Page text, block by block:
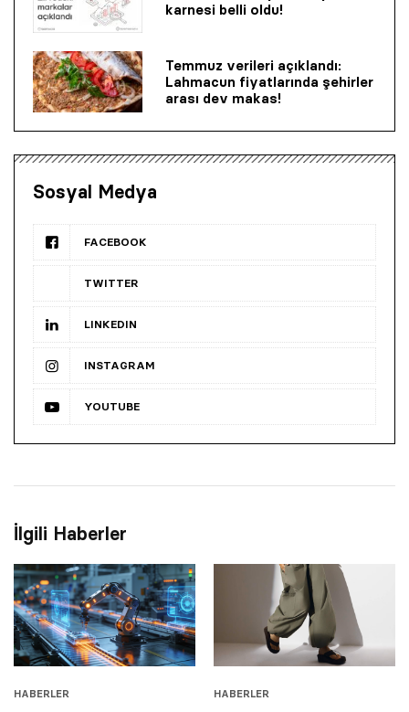
karnesi belli oldu!
Temmuz verileri açıklandı:
Lahmacun fiyatlarında şehirler
arası dev makas!
Sosyal Medya
FACEBOOK
TWITTER
LINKEDIN
INSTAGRAM
YOUTUBE
İlgili Haberler
HABERLER HABERLER